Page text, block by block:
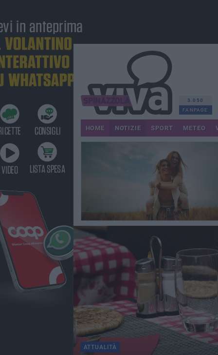
3.050
FANPAGE
HOME NOTIZIE SPORT METEO
ATTUALITÀ